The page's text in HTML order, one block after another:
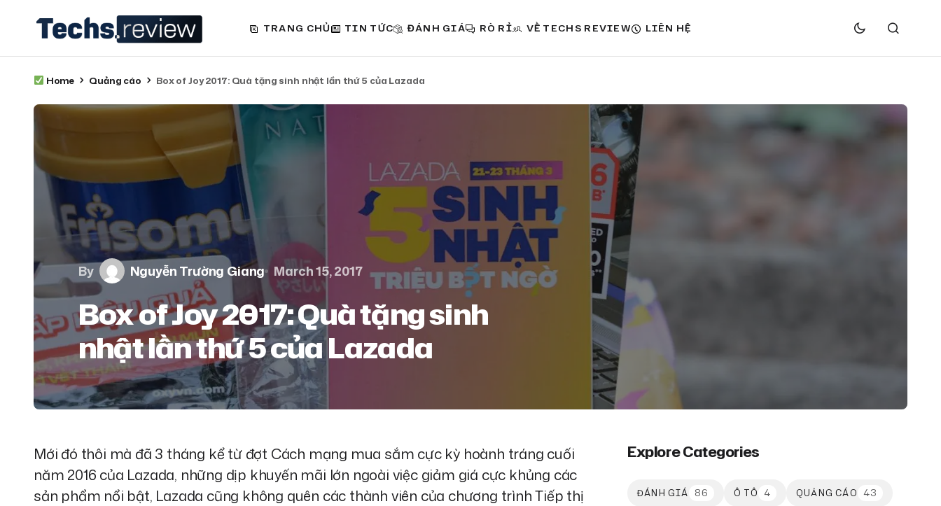
TRANG CHỦ TIN TỨC ĐÁNH GIÁ RÒ RỈ VỀ TECHS REVIEW LIÊN HỆ
Home Quảng cáo Box of Joy 2017: Quà tặng sinh nhật lần thứ 5 của Lazada
By Nguyễn Trường Giang March 15, 2017
Box of Joy 2017: Quà tặng sinh
nhật lần thứ 5 của Lazada
Mới đó thôi mà đã 3 tháng kể từ đợt Cách mạng mua sắm cực kỳ hoành tráng cuối
năm 2016 của Lazada, những dịp khuyến mãi lớn ngoài việc giảm giá cực khủng các
sản phẩm nổi bật, Lazada cũng không quên các thành viên của chương trình Tiếp thị
Explore Categories
ĐÁNH GIÁ 86 Ô TÔ 4 QUẢNG CÁO 43